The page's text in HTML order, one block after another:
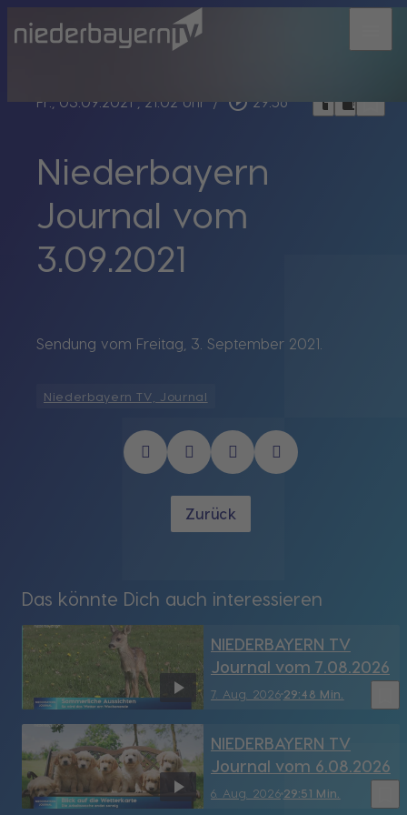
Fr., 03.09.2021 , 21:02 Uhr / play_circle_outline 29:56 headphoneschrome_reader_modebookmark_border
Niederbayern
Journal vom
3.09.2021
Sendung vom Freitag, 3. September 2021.
Niederbayern TV, Journal
Zurück
Das könnte Dich auch interessieren
7. Aug. 202629:48 Min.
NIEDERBAYERN TV
Journal vom 7.08.2026
6. Aug. 202629:51 Min.
NIEDERBAYERN TV
Journal vom 6.08.2026